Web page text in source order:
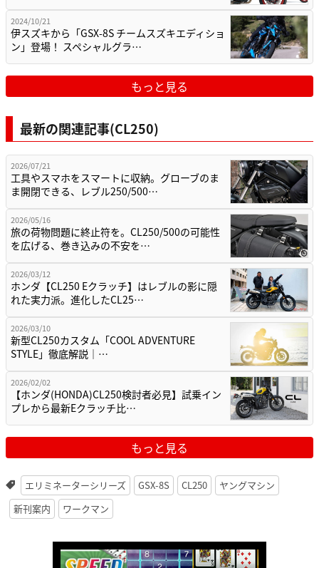
2024/10/21
伊スズキから「GSX-8S チームスズキエディショ
ン」登場！ スペシャルグラ…
もっと見る
最新の関連記事(CL250)
2026/07/21
工具やスマホをスマートに収納。グローブのま
ま開閉できる、レブル250/500…
2026/05/16
旅の荷物問題に終止符を。CL250/500の可能性
を広げる、巻き込みの不安を…
2026/03/12
ホンダ【CL250 Eクラッチ】はレブルの影に隠
れた実力派。進化したCL25…
2026/03/10
新型CL250カスタム「COOL ADVENTURE
STYLE」徹底解説｜…
2026/02/02
【ホンダ(HONDA)CL250検討者必見】試乗イン
プレから最新Eクラッチ比…
もっと見る
エリミネーターシリーズ GSX-8S CL250
ヤングマシン
新刊案内
ワークマン